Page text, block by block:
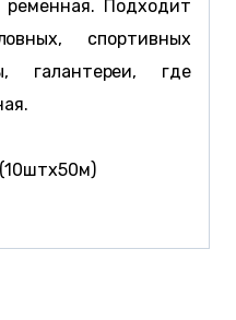
ременная. Подходит
спортивных
галантереи, где